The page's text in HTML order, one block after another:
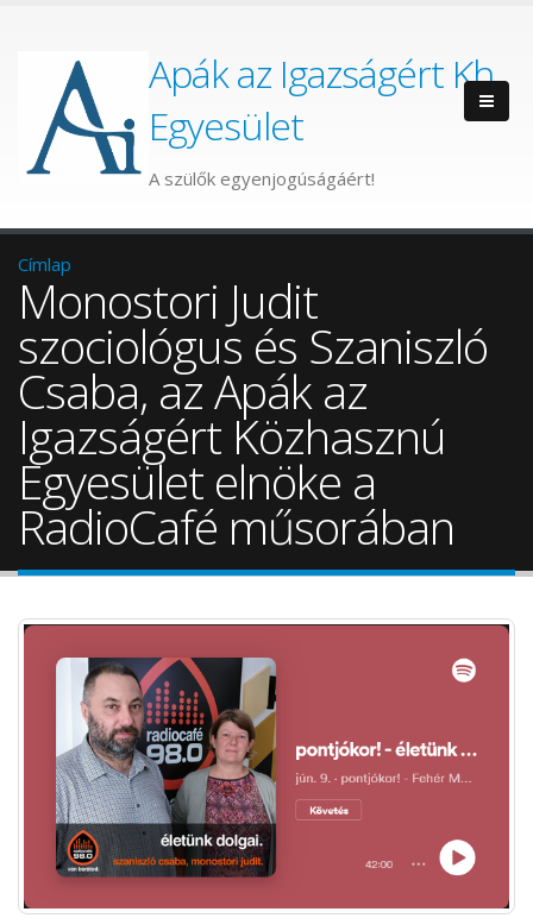
Apák az Igazságért Kh.
Egyesület
A szülők egyenjogúságáért!
Címlap
Monostori Judit
szociológus és Szaniszló
Csaba, az Apák az
Igazságért Közhasznú
Egyesület elnöke a
RadioCafé műsorában